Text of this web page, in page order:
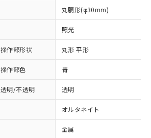
丸胴形(φ30mm)
照光
操作部形状 丸形 平形
操作部色 青
透明/不透明 透明
オルタネイト
金属